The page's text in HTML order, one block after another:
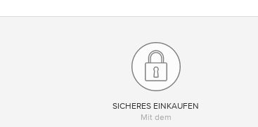
SICHERES EINKAUFEN
Mit dem